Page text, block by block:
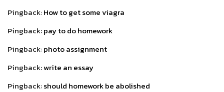
Pingback:How to get some viagra
Pingback:pay to do homework
Pingback:photo assignment
Pingback:write an essay
Pingback:should homework be abolished